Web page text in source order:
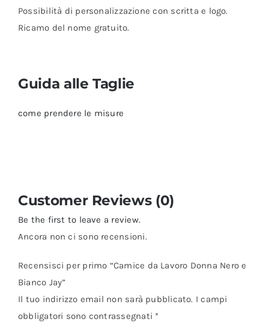
Possibilità di personalizzazione con scritta e logo.
Ricamo del nome gratuito.
Guida alle Taglie
come prendere le misure
Customer Reviews (0)
Be the first to leave a review.
Ancora non ci sono recensioni.
Recensisci per primo “Camice da Lavoro Donna Nero e
Bianco Jay”
Il tuo indirizzo email non sarà pubblicato. I campi
obbligatori sono contrassegnati *